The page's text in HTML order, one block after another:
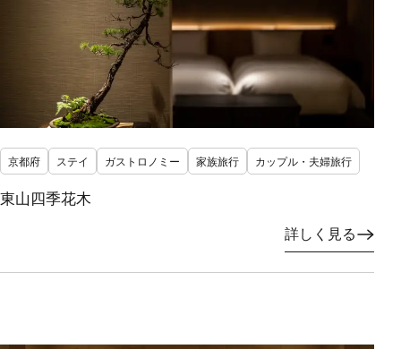
京都府 ステイ ガストロノミー 家族旅行 カップル・夫婦旅行
東山四季花木
詳しく見る